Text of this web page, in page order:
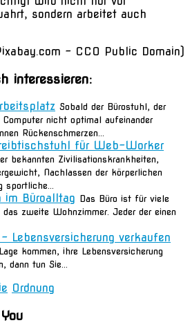
sondern arbeitet auch
– CC0 Public Domain)
interessieren:
Sobald der Bürostuhl, der
nicht optimal aufeinander
Rückenschmerzen...
für Web-Worker
bekannten Zivilisationskrankheiten,
Nachlassen der körperlichen
sportliche...
im Büroalltag Das Büro ist für viele
zweite Wohnzimmer. Jeder der einen
Lebensversicherung verkaufen
kommen, ihre Lebensversicherung
dann tun Sie...
Ordnung